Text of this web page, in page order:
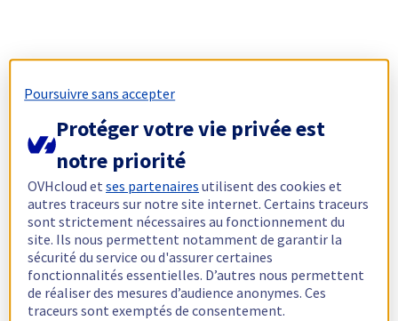
Poursuivre sans accepter
Protéger votre vie privée est
notre priorité
OVHcloud etses partenaires utilisent des cookies et
autres traceurs sur notre site internet. Certains traceurs
sont strictement nécessaires au fonctionnement du
site. Ils nous permettent notamment de garantir la
sécurité du service ou d'assurer certaines
fonctionnalités essentielles. D’autres nous permettent
de réaliser des mesures d’audience anonymes. Ces
traceurs sont exemptés de consentement.